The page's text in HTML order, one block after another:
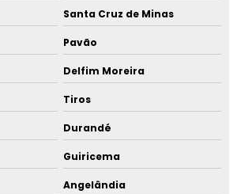
Santa Cruz de Minas
Pavão
Delfim Moreira
Tiros
Durandé
Guiricema
Angelândia